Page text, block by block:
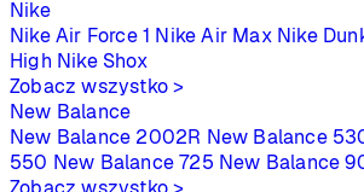
Nike
Nike Air Force 1 Nike Air Max Nike
High Nike Shox
Zobacz wszystko >
New Balance
New Balance 2002R New Balance
550 New Balance 725 New Balance